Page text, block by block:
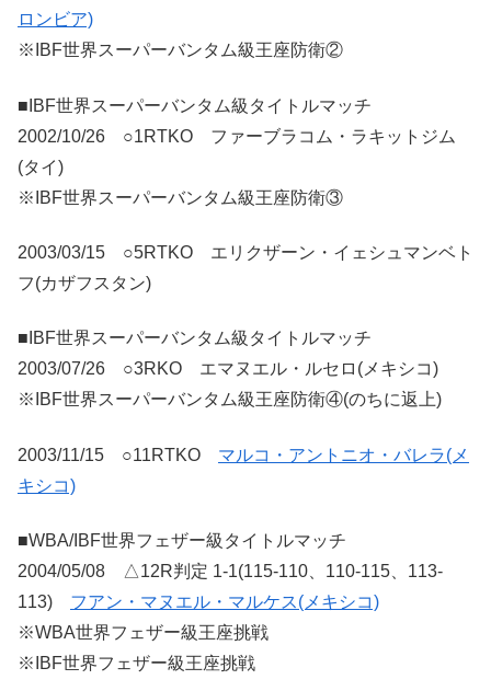
ロンビア)
※IBF世界スーパーバンタム級王座防衛②
■IBF世界スーパーバンタム級タイトルマッチ
2002/10/26 ○1RTKO ファーブラコム・ラキットジム
(タイ)
※IBF世界スーパーバンタム級王座防衛③
2003/03/15 ○5RTKO エリクザーン・イェシュマンベト
フ(カザフスタン)
■IBF世界スーパーバンタム級タイトルマッチ
2003/07/26 ○3RKO エマヌエル・ルセロ(メキシコ)
※IBF世界スーパーバンタム級王座防衛④(のちに返上)
2003/11/15 ○11RTKO マルコ・アントニオ・バレラ(メ
キシコ)
■WBA/IBF世界フェザー級タイトルマッチ
2004/05/08 △12R判定 1-1(115-110、110-115、113-
113) フアン・マヌエル・マルケス(メキシコ)
※WBA世界フェザー級王座挑戦
※IBF世界フェザー級王座挑戦